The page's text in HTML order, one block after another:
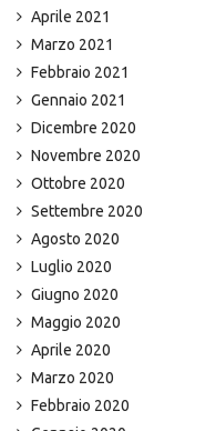
Aprile 2021
Marzo 2021
Febbraio 2021
Gennaio 2021
Dicembre 2020
Novembre 2020
Ottobre 2020
Settembre 2020
Agosto 2020
Luglio 2020
Giugno 2020
Maggio 2020
Aprile 2020
Marzo 2020
Febbraio 2020